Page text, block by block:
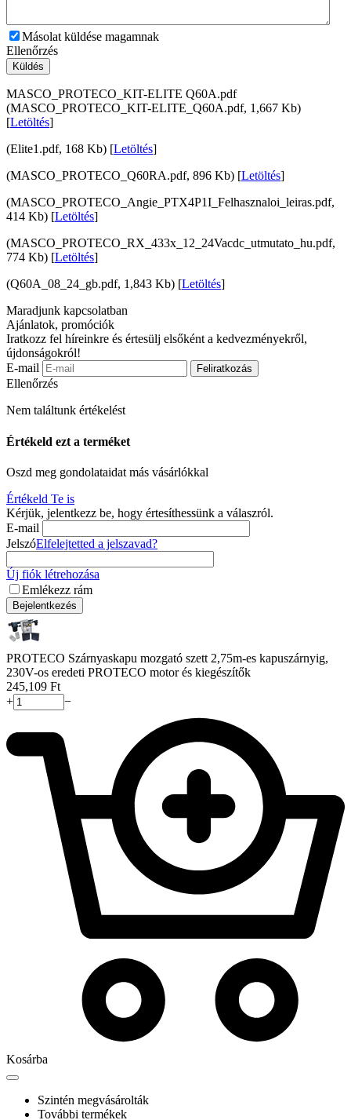
Másolat küldése magamnak
Ellenőrzés
Küldés
MASCO_PROTECO_KIT-ELITE Q60A.pdf
(MASCO_PROTECO_KIT-ELITE_Q60A.pdf, 1,667 Kb)
[Letöltés]
(Elite1.pdf, 168 Kb) [Letöltés]
(MASCO_PROTECO_Q60RA.pdf, 896 Kb) [Letöltés]
(MASCO_PROTECO_Angie_PTX4P1I_Felhasznaloi_leiras.pdf,
414 Kb) [Letöltés]
(MASCO_PROTECO_RX_433x_12_24Vacdc_utmutato_hu.pdf,
774 Kb) [Letöltés]
(Q60A_08_24_gb.pdf, 1,843 Kb) [Letöltés]
Maradjunk kapcsolatban
Ajánlatok, promóciók
Iratkozz fel híreinkre és értesülj elsőként a kedvezményekről,
újdonságokról!
E-mail
Feliratkozás
Ellenőrzés
Nem találtunk értékelést
Értékeld ezt a terméket
Oszd meg gondolataidat más vásárlókkal
Értékeld Te is
Kérjük, jelentkezz be, hogy értesíthessünk a válaszról.
E-mail
JelszóElfelejtetted a jelszavad?
Új fiók létrehozása
Emlékezz rám
Bejelentkezés
PROTECO Szárnyaskapu mozgató szett 2,75m-es kapuszárnyig,
230V-os eredeti PROTECO motor és kiegészítők
245,109 Ft
+
−
Kosárba
Szintén megvásárolták
További termékek